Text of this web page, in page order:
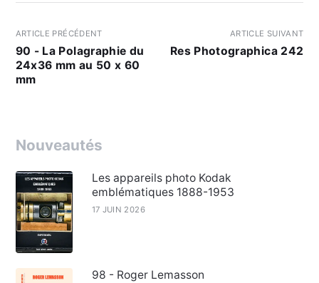
ARTICLE PRÉCÉDENT
90 - La Polagraphie du
24x36 mm au 50 x 60
mm
ARTICLE SUIVANT
Res Photographica 242
Nouveautés
Les appareils photo Kodak
emblématiques 1888-1953
17 JUIN 2026
98 - Roger Lemasson